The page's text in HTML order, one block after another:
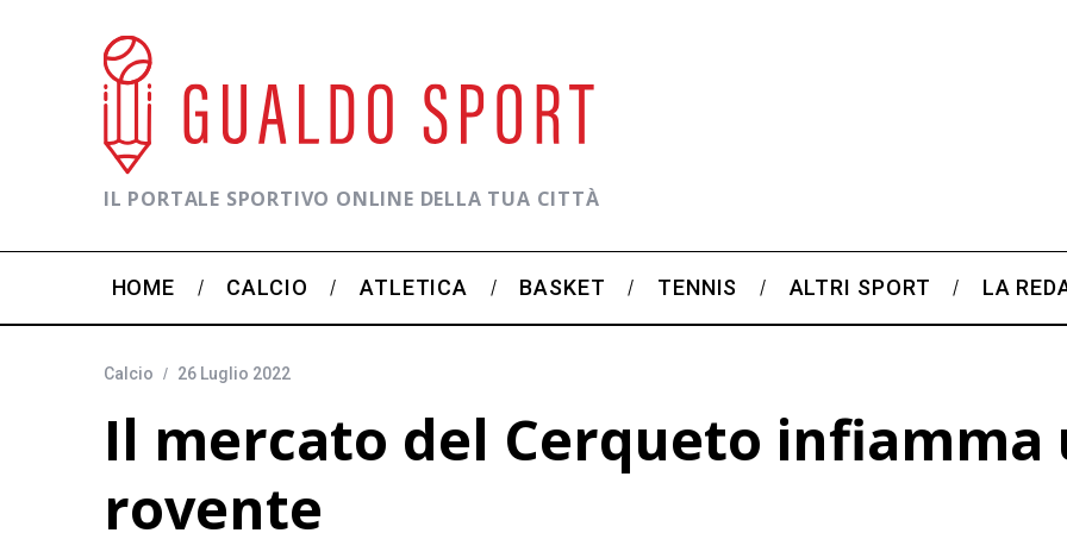
IL PORTALE SPORTIVO ONLINE DELLA TUA CITTÀ
HOME CALCIO ATLETICA BASKET TENNIS ALTRI SPORT LA
Calcio 26 Luglio 2022
Il mercato del Cerqueto infiamma
rovente